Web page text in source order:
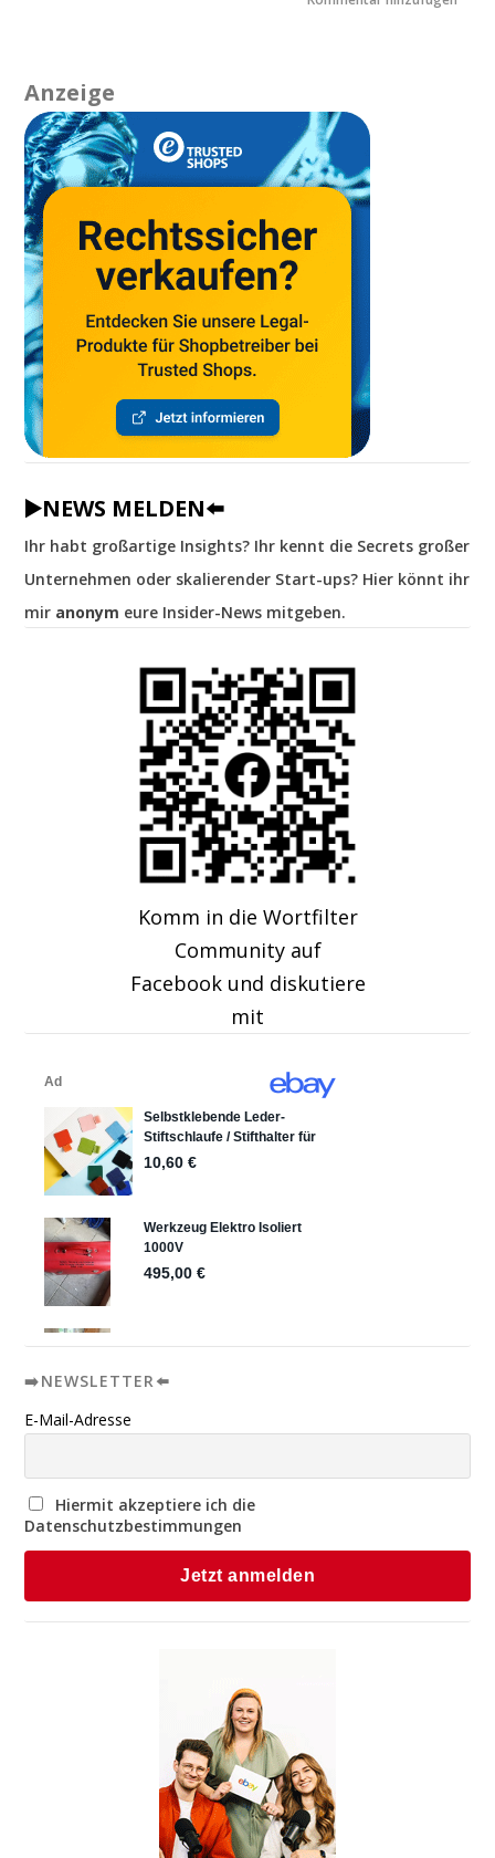
Anzeige
▶️NEWS MELDEN⬅️
Ihr habt großartige Insights? Ihr kennt die Secrets großer
Unternehmen oder skalierender Start-ups? Hier könnt ihr
mir anonym eure Insider-News mitgeben.
Komm in die Wortfilter
Community auf
Facebook und diskutiere
mit
➡️NEWSLETTER⬅️
E-Mail-Adresse
Hiermit akzeptiere ich die
Datenschutzbestimmungen